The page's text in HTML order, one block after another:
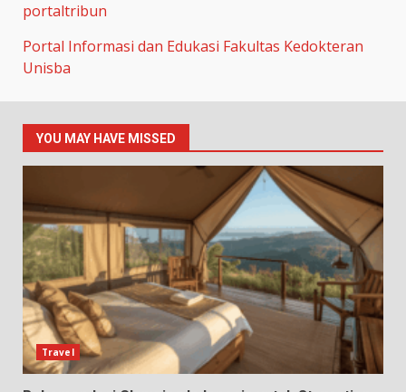
portaltribun
Portal Informasi dan Edukasi Fakultas Kedokteran
Unisba
YOU MAY HAVE MISSED
Travel